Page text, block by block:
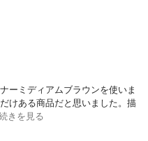
ーミディアムブラウンを使いま
けある商品だと思いました。描
きを見る